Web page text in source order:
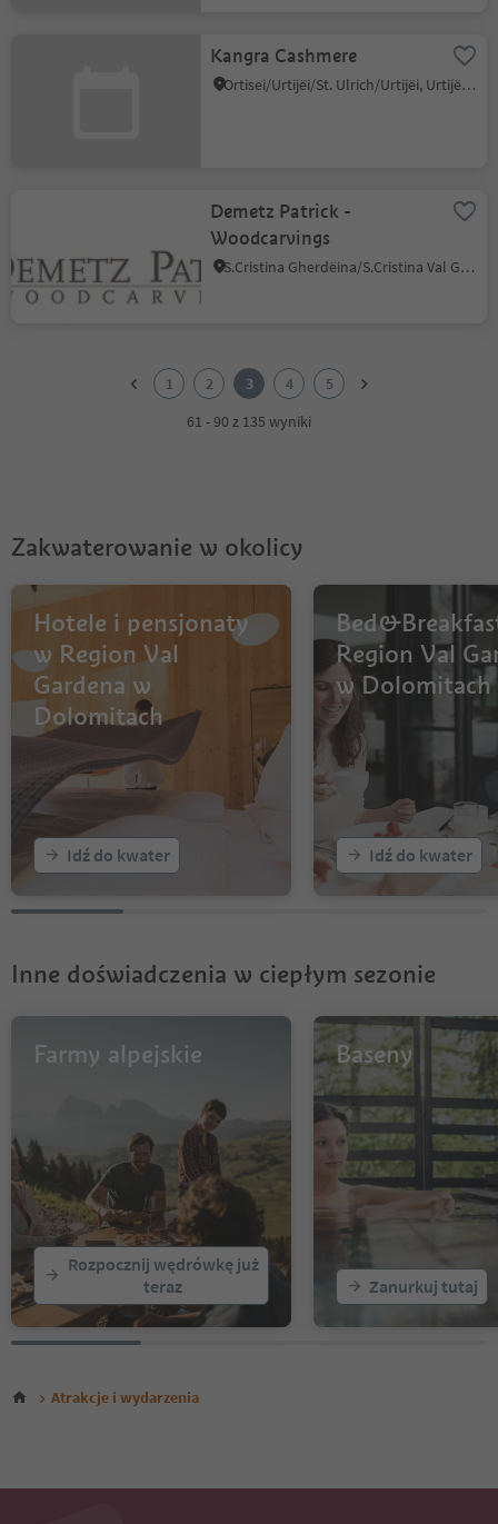
Kangra Cashmere
Ortisei/Urtijëi/St. Ulrich/Urtijëi, Urtijëi/Ortisei, Dolomites Region Val Gardena
Demetz Patrick -
Woodcarvings
S.Cristina Gherdëina/S.Cristina Val Gardena/S.Cristina Gherdëina/St.Christina in Gröden, S.Crestina Gherdëina/Santa Cristina Val Gardana, Dolomites Region Val Gardena
1 2 3 4
5
61 - 90 z 135 wyniki
Zakwaterowanie w okolicy
Hotele i pensjonaty
w Region Val
Gardena w
Dolomitach
Idź do kwater
Region Val
w Dolomitach
Idź do kwater
Inne doświadczenia w ciepłym sezonie
Farmy alpejskie
Rozpocznij wędrówkę już
teraz
Baseny
Zanurkuj tutaj
Atrakcje i wydarzenia